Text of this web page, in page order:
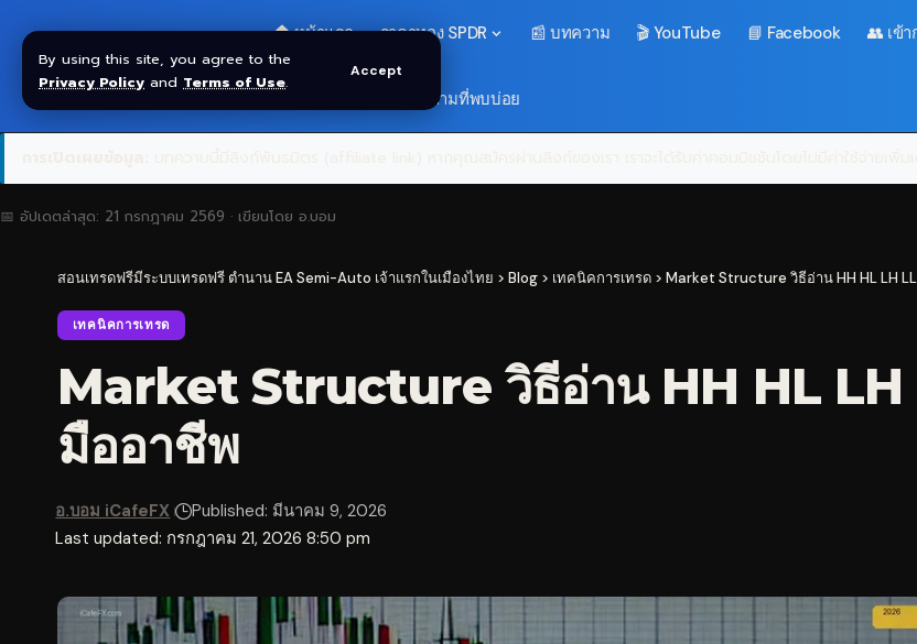
By using this site, you agree to the
Privacy Policy and Terms of Use.
Accept
🏠 หน้าแรก ราคาทอง SPDR 📰 บทความ 🎬 YouTube 📘 Facebook 👥 เข้
❓ คำถามที่พบบ่อย
📅 อัปเดตล่าสุด: 21 กรกฎาคม 2569 · เขียนโดย อ.บอม
สอนเทรดฟรีมีระบบเทรดฟรี ตำนาน EA Semi-Auto เจ้าแรกในเมืองไทย > Blog > เทคนิคการเทรด > Market Structure วิธีอ่าน HH HL LH
เทคนิคการเทรด
Market Structure วิธีอ่าน HH HL LH
มืออาชีพ
Last updated: กรกฎาคม 21, 2026 8:50 pm
อ.บอม iCafeFX Published: มีนาคม 9, 2026